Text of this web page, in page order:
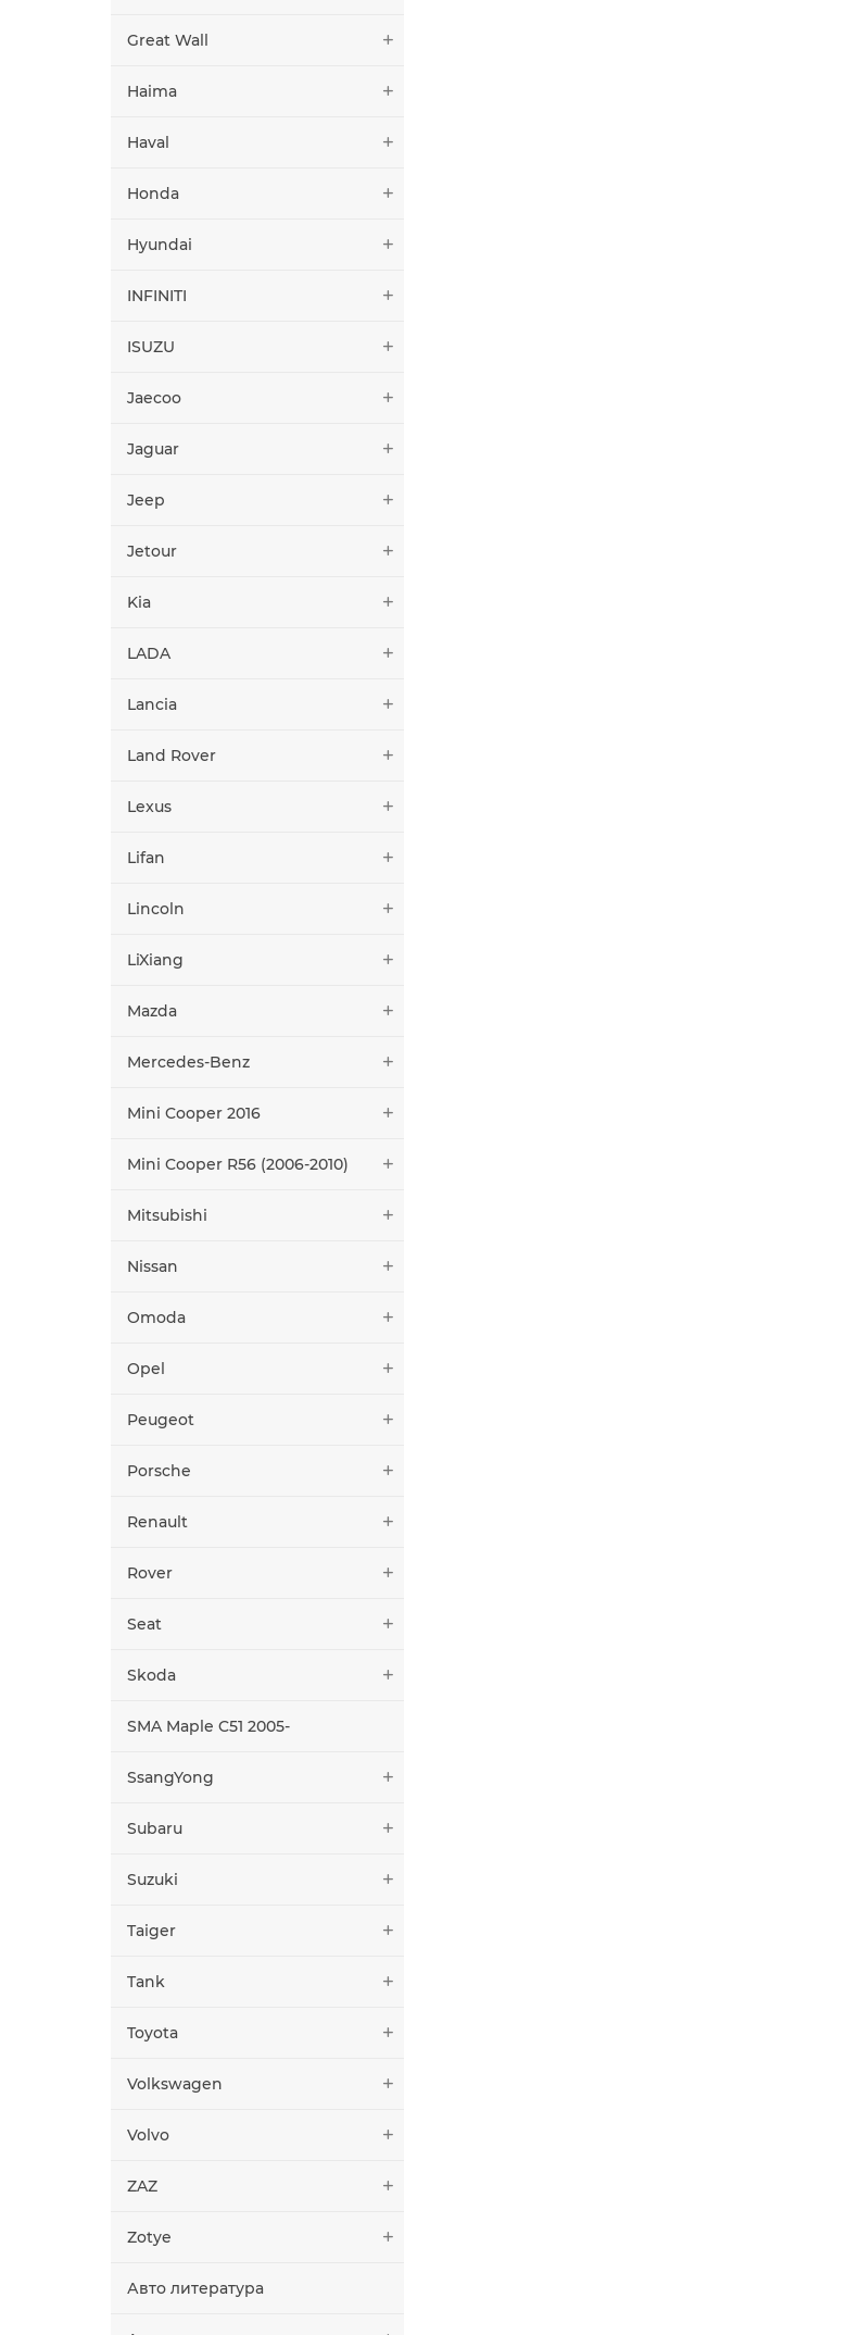
Great Wall
Haima
Haval
Honda
Hyundai
INFINITI
ISUZU
Jaecoo
Jaguar
Jeep
Jetour
Kia
LADA
Lancia
Land Rover
Lexus
Lifan
Lincoln
LiXiang
Mazda
Mercedes-Benz
Mini Cooper 2016
Mini Cooper R56 (2006-2010)
Mitsubishi
Nissan
Omoda
Opel
Peugeot
Porsche
Renault
Rover
Seat
Skoda
SMA Maple C51 2005-
SsangYong
Subaru
Suzuki
Taiger
Tank
Toyota
Volkswagen
Volvo
ZAZ
Zotye
Авто литература